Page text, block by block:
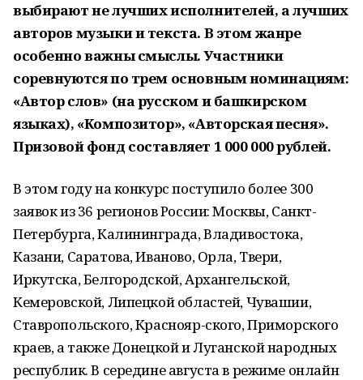
выбирают не лучших исполнителей, а лучших
авторов музыки и текста. В этом жанре
особенно важны смыслы. Участники
соревнуются по трем основным номинациям:
«Автор слов» (на русском и башкирском
языках), «Композитор», «Авторская песня».
Призовой фонд составляет 1 000 000 рублей.
В этом году на конкурс поступило более 300
заявок из 36 регионов России: Москвы, Санкт-
Петербурга, Калининграда, Владивостока,
Казани, Саратова, Иваново, Орла, Твери,
Иркутска, Белгородской, Архангельской,
Кемеровской, Липецкой областей, Чувашии,
Ставропольского, Краснояр-ского, Приморского
краев, а также Донецкой и Луганской народных
республик. В середине августа в режиме онлайн